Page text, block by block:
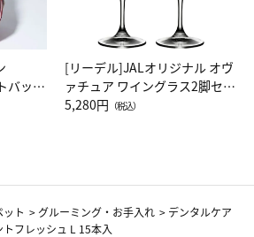
バッグ
）ス
[リーデル]JALオリジナル オヴ
ァチュア ワイングラス2脚セッ
ト（レッドワイン）
5,280円 （税込）
ット > グルーミング・お手入れ > デンタルケア
トフレッシュ L 15本入